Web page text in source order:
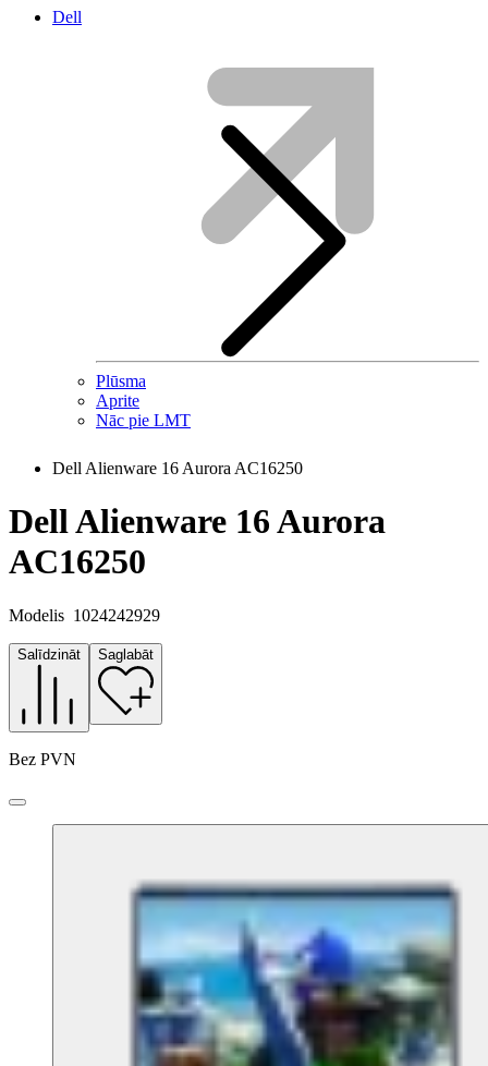
Plūsma
Aprite
Nāc pie LMT
Dell
Dell Alienware 16 Aurora AC16250
Dell Alienware 16 Aurora
AC16250
Modelis 1024242929
Salīdzināt Saglabāt
Bez PVN